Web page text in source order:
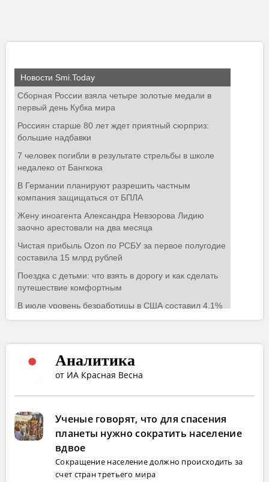
Аналитика
от ИА Красная Весна
Ученые говорят, что для спасения
планеты нужно сократить население
вдвое
Сокращение население должно происходить за
счет стран третьего мира